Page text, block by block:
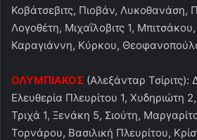
Κοβάτσεβιτς, Πιοβάν, Λυκοθανάση,
Λογοθέτη, Μιχαΐλοβιτς 1,
Καραγιάννη, Κύρκου,
ΟΛΥΜΠΙΑΚΟΣ (Αλεξάνταρ
Ελευθερία Πλευρίτου 1, Χυδηριώτη
Τριχά 1, Ξενάκη 5, Σιούτη,
Τορνάρου, Βασιλική Πλευρίτου,